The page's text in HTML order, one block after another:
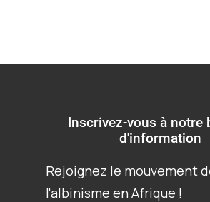
Inscrivez-vous à notre
d'information
Rejoignez le mouvement
l'albinisme en Afrique !